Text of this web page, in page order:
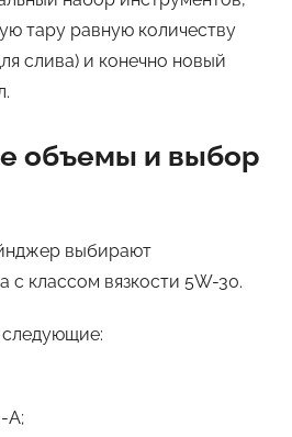
тару равную количеству
слива) и конечно новый
объемы и выбор
выбирают
с классом вязкости 5W-30.
А;